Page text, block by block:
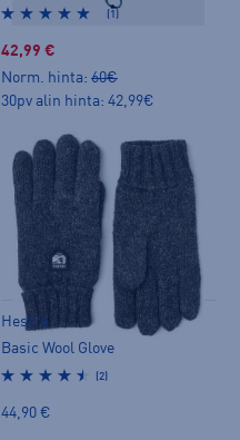
(1)
42,99 €
Norm. hinta: 60€
30pv alin hinta: 42,99€
Hestra
Basic Wool Glove
(2)
44,90 €